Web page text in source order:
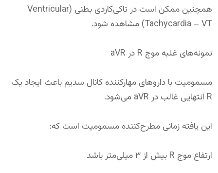
همچنین ممکن است در تاکی‌کاردی بطنی (Ventricular
Tachycardia – VT) مشاهده شود.
نمونه‌های غلبه موج R در aVR
مسمومیت با داروهای مهارکننده کانال سدیم باعث ایجاد یک
R انتهایی غالب در aVR می‌شود.
این یافته زمانی مطرح‌کننده مسمومیت است که:
ارتفاع موج R بیش از ۳ میلی‌متر باشد